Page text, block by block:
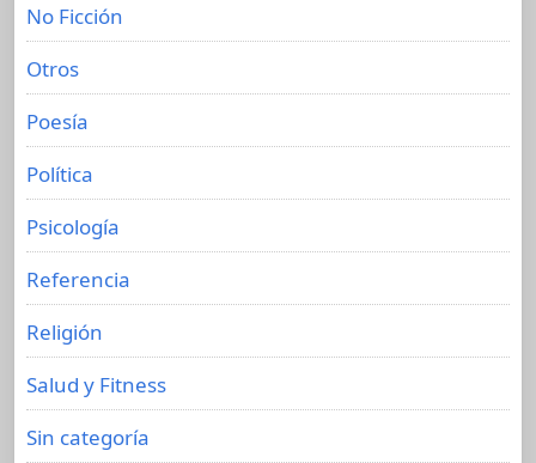
No Ficción
Otros
Poesía
Política
Psicología
Referencia
Religión
Salud y Fitness
Sin categoría